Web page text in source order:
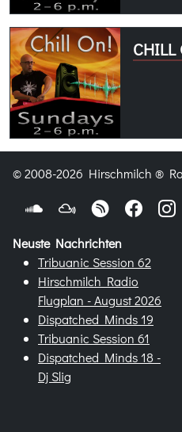
CHILL
© 2008-2026 Hirschmilch ®
Neuste Nachrichten
Tribuanic Session 62
Hirschmilch Radio
Flugplan - August 2026
Dispatched Minds 19
Tribuanic Session 61
Dispatched Minds 18 -
Dj Slig